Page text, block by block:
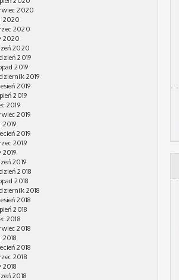
2020
2020
2020
2020
2020
2019
2019
2019
2019
2019
2019
2019
2019
2019
2019
2019
2019
2018
2018
2018
2018
2018
2018
2018
2018
2018
2018
2018
2018